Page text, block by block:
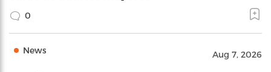
0
News Aug 7, 2026